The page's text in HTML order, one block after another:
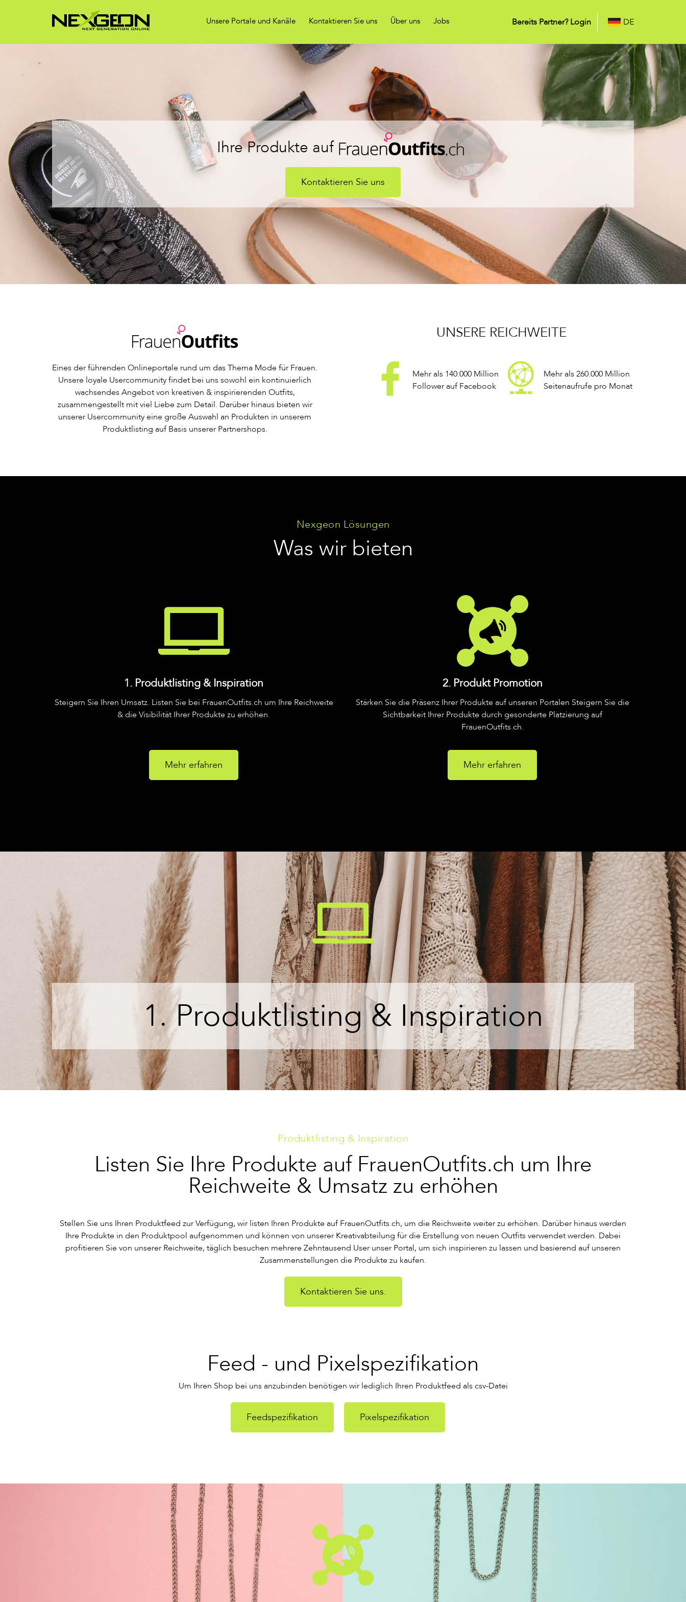
Unsere Portale und Kanäle Kontaktieren Sie uns Über uns Jobs Bereits Partner? Login DE
Ihre Produkte auf
Kontaktieren Sie uns
Eines der führenden Onlineportale rund um das Thema Mode für Frauen.
Unsere loyale Usercommunity findet bei uns sowohl ein kontinuierlich
wachsendes Angebot von kreativen & inspirierenden Outfits,
zusammengestellt mit viel Liebe zum Detail. Darüber hinaus bieten wir
unserer Usercommunity eine große Auswahl an Produkten in unserem
Produktlisting auf Basis unserer Partnershops.
UNSERE REICHWEITE
Mehr als 140.000 Million
Follower auf Facebook
Mehr als 260.000 Million
Seitenaufrufe pro Monat
Nexgeon Lösungen
Was wir bieten
1. Produktlisting & Inspiration
Steigern Sie Ihren Umsatz. Listen Sie bei FrauenOutfits.ch um Ihre Reichweite
& die Visibilität Ihrer Produkte zu erhöhen.
Mehr erfahren
2. Produkt Promotion
Stärken Sie die Präsenz Ihrer Produkte auf unseren Portalen Steigern Sie die
Sichtbarkeit Ihrer Produkte durch gesonderte Platzierung auf
FrauenOutfits.ch.
Mehr erfahren
1. Produktlisting & Inspiration
Produktlisting & Inspiration
Listen Sie Ihre Produkte auf FrauenOutfits.ch um Ihre
Reichweite & Umsatz zu erhöhen
Stellen Sie uns Ihren Produktfeed zur Verfügung, wir listen Ihren Produkte auf FrauenOutfits.ch, um die Reichweite weiter zu erhöhen. Darüber hinaus werden
Ihre Produkte in den Produktpool aufgenommen und können von unserer Kreativabteilung für die Erstellung von neuen Outfits verwendet werden. Dabei
profitieren Sie von unserer Reichweite, täglich besuchen mehrere Zehntausend User unser Portal, um sich inspirieren zu lassen und basierend auf unseren
Zusammenstellungen die Produkte zu kaufen.
Kontaktieren Sie uns.
Feed - und Pixelspezifikation
Um Ihren Shop bei uns anzubinden benötigen wir lediglich Ihren Produktfeed als csv-Datei
Feedspezifikation Pixelspezifikation